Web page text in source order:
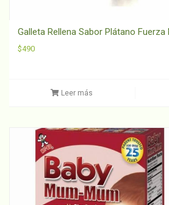
Galleta Rellena Sabor Plátano Fuerza
$490
Leer más